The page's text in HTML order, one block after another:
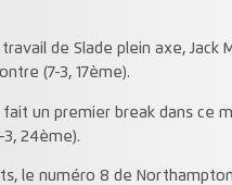
de Slade plein axe, Jack
(7-3, 17ème).
fait un premier break dans ce
24ème).
le numéro 8 de